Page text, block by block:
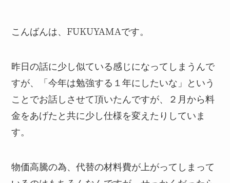
こんばんは、FUKUYAMAです。
昨日の話に少し似ている感じになってしまうんで
すが、「今年は勉強する１年にしたいな」という
ことでお話しさせて頂いたんですが、２月から料
金をあげたと共に少し仕様を変えたりしていま
す。
物価高騰の為、代替の材料費が上がってしまって